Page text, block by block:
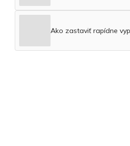
Ako zastaviť rapídne